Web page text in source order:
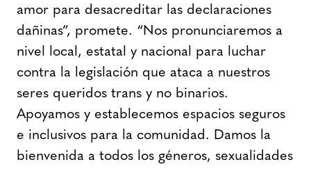
amor para desacreditar las declaraciones
dañinas”, promete. “Nos pronunciaremos a
nivel local, estatal y nacional para luchar
contra la legislación que ataca a nuestros
seres queridos trans y no binarios.
Apoyamos y establecemos espacios seguros
e inclusivos para la comunidad. Damos la
bienvenida a todos los géneros, sexualidades